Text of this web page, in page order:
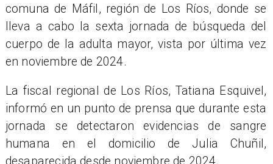
comuna de Máfil, región de Los Ríos, donde se
lleva a cabo la sexta jornada de búsqueda del
cuerpo de la adulta mayor, vista por última vez
en noviembre de 2024.
La fiscal regional de Los Ríos, Tatiana Esquivel,
informó en un punto de prensa que durante esta
jornada se detectaron evidencias de sangre
humana en el domicilio de Julia Chuñil,